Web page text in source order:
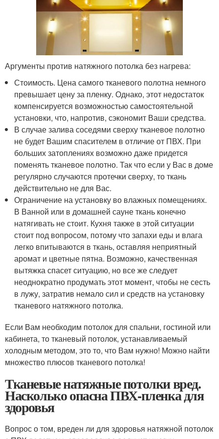
Аргументы против натяжного потолка без нагрева:
Стоимость. Цена самого тканевого полотна немного
превышает цену за пленку. Однако, этот недостаток
компенсируется возможностью самостоятельной
установки, что, напротив, сэкономит Ваши средства.
В случае залива соседями сверху тканевое полотно
не будет Вашим спасителем в отличие от ПВХ. При
больших затоплениях возможно даже придется
поменять тканевое полотно. Так что если у Вас в доме
регулярно случаются протечки сверху, то ткань
действительно не для Вас.
Ограничение на установку во влажных помещениях.
В Ванной или в домашней сауне ткань конечно
натягивать не стоит. Кухня также в этой ситуации
стоит под вопросом, потому что запахи еды и влага
легко впитываются в ткань, оставляя неприятный
аромат и цветные пятна. Возможно, качественная
вытяжка спасет ситуацию, но все же следует
неоднократно продумать этот момент, чтобы не сесть
в лужу, затратив немало сил и средств на установку
тканевого натяжного потолка.
Если Вам необходим потолок для спальни, гостиной или
кабинета, то тканевый потолок, устанавливаемый
холодным методом, это то, что Вам нужно! Можно найти
множество плюсов тканевого потолка!
Тканевые натяжные потолки вред.
Насколько опасна ПВХ-пленка для
здоровья
Вопрос о том, вреден ли для здоровья натяжной потолок